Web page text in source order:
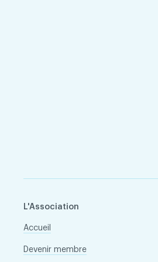
L'Association
Accueil
Devenir membre